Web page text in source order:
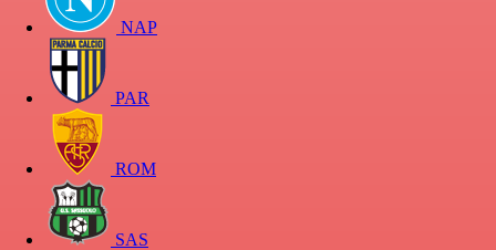
NAP
PAR
ROM
SAS